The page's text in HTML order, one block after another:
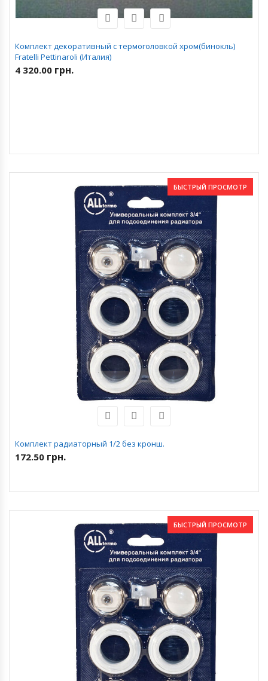
Комплект декоративный с термоголовкой хром(бинокль)
Fratelli Pettinaroli (Италия)
4 320.00 грн.
БЫСТРЫЙ ПРОСМОТР
Комплект радиаторный 1/2 без кронш.
172.50 грн.
БЫСТРЫЙ ПРОСМОТР